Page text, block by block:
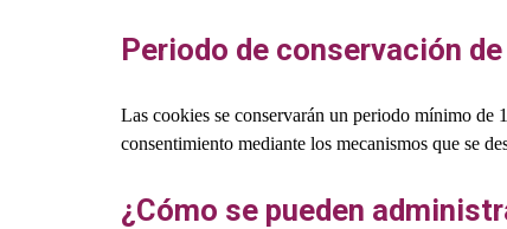
Periodo de conservación
Las cookies se conservarán un periodo mínimo de
consentimiento mediante los mecanismos que se
¿Cómo se pueden